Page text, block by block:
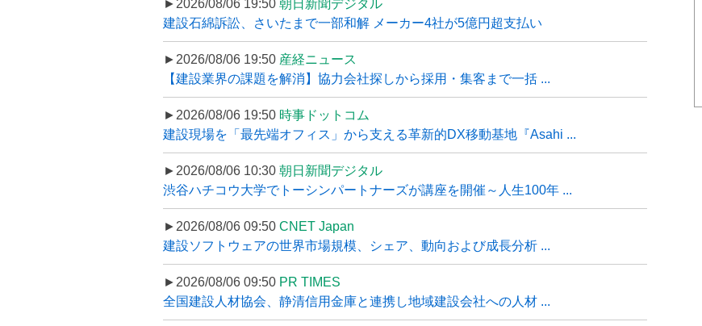
►2026/08/06 19:50 朝日新聞デジタル
建設石綿訴訟、さいたまで一部和解 メーカー4社が5億円超支払い
►2026/08/06 19:50 産経ニュース
【建設業界の課題を解消】協力会社探しから採用・集客まで一括 ...
►2026/08/06 19:50 時事ドットコム
建設現場を「最先端オフィス」から支える革新的DX移動基地『Asahi ...
►2026/08/06 10:30 朝日新聞デジタル
渋谷ハチコウ大学でトーシンパートナーズが講座を開催～人生100年 ...
►2026/08/06 09:50 CNET Japan
建設ソフトウェアの世界市場規模、シェア、動向および成長分析 ...
►2026/08/06 09:50 PR TIMES
全国建設人材協会、静清信用金庫と連携し地域建設会社への人材 ...